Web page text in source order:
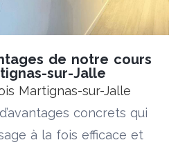
de notre cours
sur-Jalle
Martignas-sur-Jalle
concrets qui
à la fois efficace et